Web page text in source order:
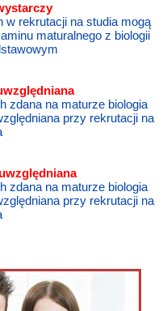
w rekrutacji na studia mogą
maturalnego z biologii
zdana na maturze biologia
przy rekrutacji na
zdana na maturze biologia
przy rekrutacji na